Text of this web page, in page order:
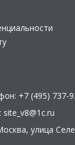
+7 (495) 737-
site_v8@1c.ru
, улица